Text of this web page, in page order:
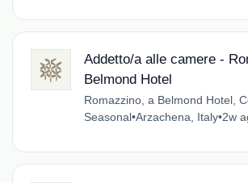
Addetto/a alle camere -
Belmond Hotel
Romazzino, a Belmond Hotel,
Seasonal•Arzachena, Italy•2w